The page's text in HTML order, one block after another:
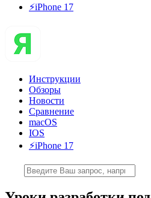
⚡️iPhone 17
Инструкции
Обзоры
Новости
Сравнение
macOS
IOS
⚡️iPhone 17